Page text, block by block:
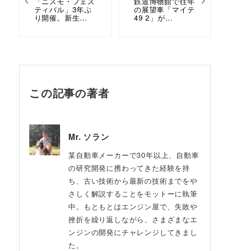
ティバル」3年ぶ
り開催。新生…
の展望車「マイテ
49 2」が…
この記事の著者
Mr. ソラン
某自動車メーカーで30年以上、自動車
の研究開発に携わってきた経験を持
ち、古い技術から最新の技術までをや
さしく解説することをモットーに執筆
中。もともとはエンジン屋で、失敗や
挫折を繰り返しながら、さまざまなエ
ンジンの開発にチャレンジしてきまし
た。